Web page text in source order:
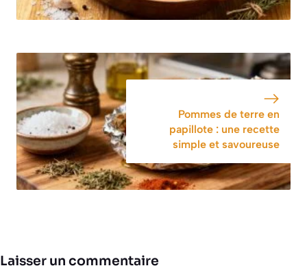
Pommes de terre en
papillote : une recette
simple et savoureuse
Laisser un commentaire